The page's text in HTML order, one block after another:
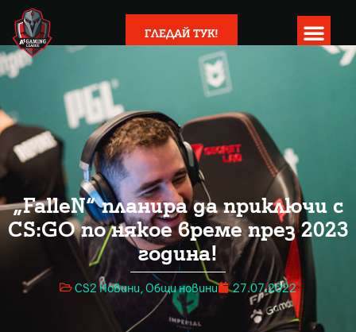
ГЛЕДАЙ ТУК!
„FalleN“ планира да приключи с
CS:GO по някое време през 2023
година!
CS2 Новини Общи новини 27.07.2022